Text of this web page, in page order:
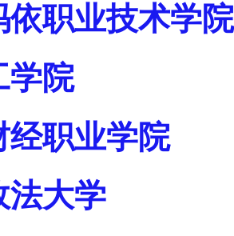
依职业技术学院
学院
经职业学院
法大学